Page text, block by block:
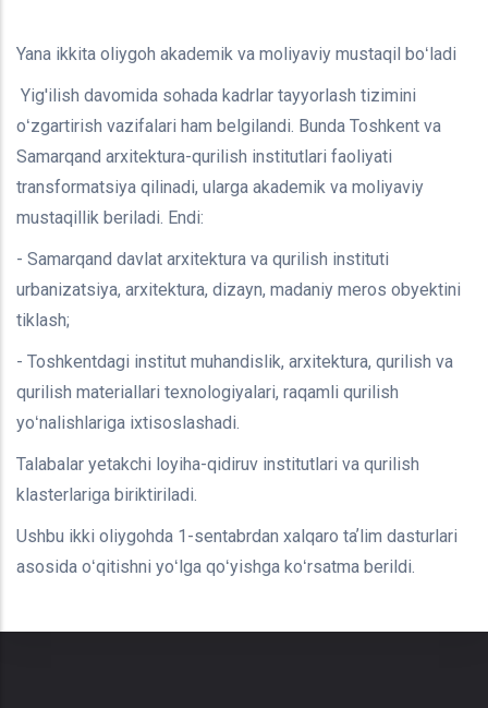
Yana ikkita oliygoh akademik va moliyaviy mustaqil boʻladi
Yig'ilish davomida sohada kadrlar tayyorlash tizimini
oʻzgartirish vazifalari ham belgilandi. Bunda Toshkent va
Samarqand arxitektura-qurilish institutlari faoliyati
transformatsiya qilinadi, ularga akademik va moliyaviy
mustaqillik beriladi. Endi:
- Samarqand davlat arxitektura va qurilish instituti
urbanizatsiya, arxitektura, dizayn, madaniy meros obyektini
tiklash;
- Toshkentdagi institut muhandislik, arxitektura, qurilish va
qurilish materiallari texnologiyalari, raqamli qurilish
yoʻnalishlariga ixtisoslashadi.
Talabalar yetakchi loyiha-qidiruv institutlari va qurilish
klasterlariga biriktiriladi.
Ushbu ikki oliygohda 1-sentabrdan xalqaro taʼlim dasturlari
asosida oʻqitishni yoʻlga qoʻyishga koʻrsatma berildi.